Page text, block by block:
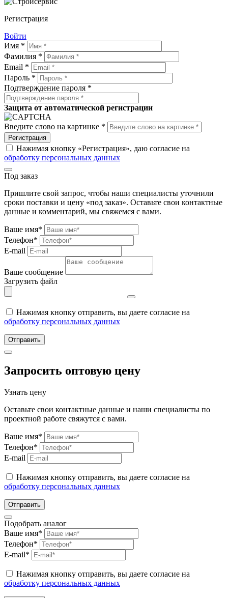
Регистрация
Войти
Имя *
Фамилия *
Email *
Пароль *
Подтверждение пароля *
Защита от автоматической регистрации
Введите слово на картинке *
Регистрация
Нажимая кнопку «Регистрация», даю согласие на
обработку персональных данных
Под заказ
Пришлите свой запрос, чтобы наши специалисты уточнили
сроки поставки и цену «под заказ». Оставьте свои контактные
данные и комментарий, мы свяжемся с вами.
Ваше имя*
Телефон*
E-mail
Ваше сообщение
Загрузить файл
Нажимая кнопку отправить, вы даете согласие на
обработку персональных данных
Отправить
Запросить оптовую цену
Узнать цену
Оставьте свои контактные данные и наши специалисты по
проектной работе свяжутся с вами.
Ваше имя*
Телефон*
E-mail
Нажимая кнопку отправить, вы даете согласие на
обработку персональных данных
Отправить
Подобрать аналог
Ваше имя*
Телефон*
E-mail*
Нажимая кнопку отправить, вы даете согласие на
обработку персональных данных